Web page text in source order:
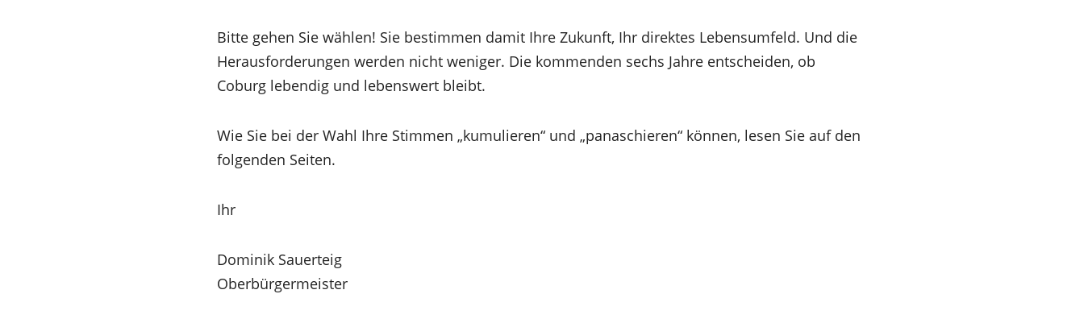
Bitte gehen Sie wählen! Sie bestimmen damit Ihre Zukunft, Ihr direktes Lebensumfeld. Und die
Herausforderungen werden nicht weniger. Die kommenden sechs Jahre entscheiden, ob
Coburg lebendig und lebenswert bleibt.
Wie Sie bei der Wahl Ihre Stimmen „kumulieren“ und „panaschieren“ können, lesen Sie auf den
folgenden Seiten.
Ihr
Dominik Sauerteig
Oberbürgermeister